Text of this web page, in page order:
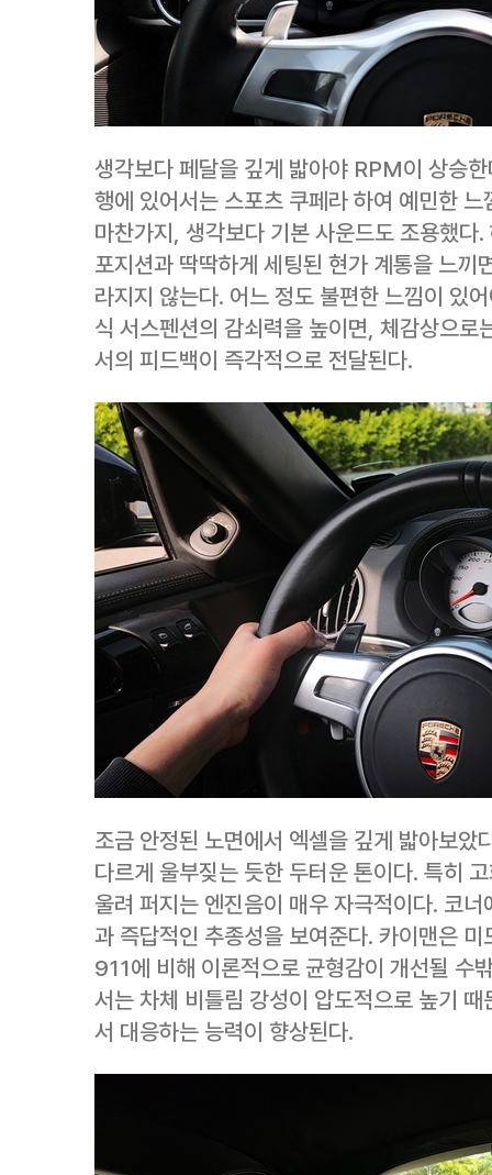
생각보다 페달을 깊게 밟아야 RPM이 상승
행에 있어서는 스포츠 쿠페라 하여 예민한
마찬가지, 생각보다 기본 사운드도 조용했다
포지션과 딱딱하게 세팅된 현가 계통을 느끼
라지지 않는다. 어느 정도 불편한 느낌이 있
식 서스펜션의 감쇠력을 높이면, 체감상으로
서의 피드백이 즉각적으로 전달된다.
조금 안정된 노면에서 엑셀을 깊게 밟아보았
다르게 울부짖는 듯한 두터운 톤이다. 특히
울려 퍼지는 엔진음이 매우 자극적이다. 코
과 즉답적인 추종성을 보여준다. 카이맨은
911에 비해 이론적으로 균형감이 개선될 수
서는 차체 비틀림 강성이 압도적으로 높기
서 대응하는 능력이 향상된다.